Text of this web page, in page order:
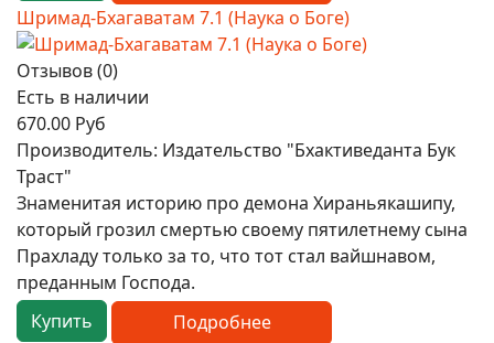
Шримад-Бхагаватам 7.1 (Наука о Боге)
Отзывов (0)
Есть в наличии
670.00 Руб
Производитель: Издательство "Бхактиведанта Бук
Траст"
Знаменитая историю про демона Хираньякашипу,
который грозил смертью своему пятилетнему сына
Прахладу только за то, что тот стал вайшнавом,
преданным Господа.
Купить
Подробнее